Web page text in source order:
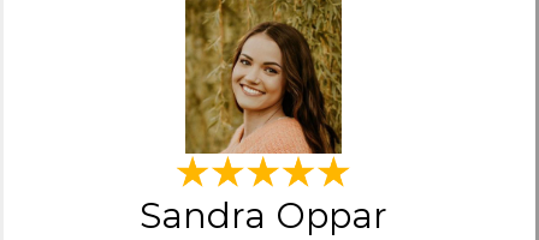
Sandra Oppar